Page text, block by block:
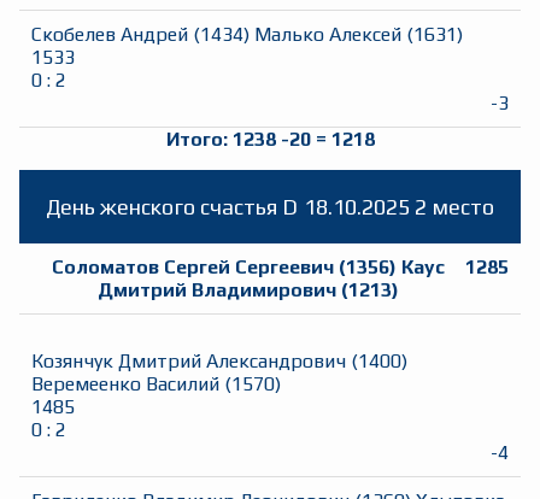
Скобелев Андрей (1434) Малько Алексей (1631)
1533
0 : 2
-3
Итого: 1238 -20= 1218
День женского счастья D 18.10.2025 2 место
Соломатов Сергей Сергеевич (1356) Каус
Дмитрий Владимирович (1213)
1285
Козянчук Дмитрий Александрович (1400)
Веремеенко Василий (1570)
1485
0 : 2
-4